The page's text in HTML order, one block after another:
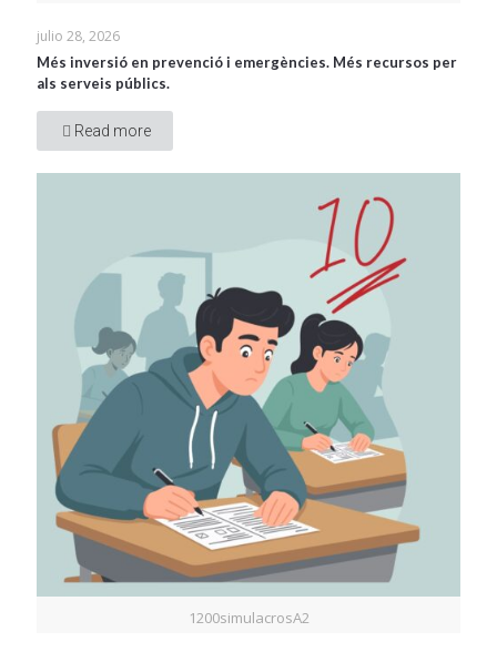
julio 28, 2026
Més inversió en prevenció i emergències. Més recursos per
als serveis públics.
Read more
1200simulacrosA2